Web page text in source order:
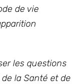
de vie
les questions
la Santé et de